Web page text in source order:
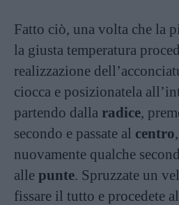
Fatto ciò, una volta che la
la giusta temperatura
realizzazione
ciocca e posizionatela
partendo dalla radice,
secondo e passate al centro
nuovamente qualche
alle punte. Spruzzate un
fissare il tutto e procedete